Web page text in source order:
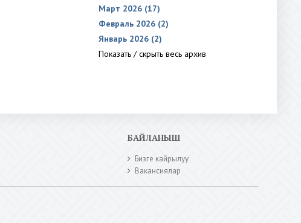
Март 2026 (17)
Февраль 2026 (2)
Январь 2026 (2)
Показать / скрыть весь архив
БАЙЛАНЫШ
Бизге кайрылуу
Вакансиялар